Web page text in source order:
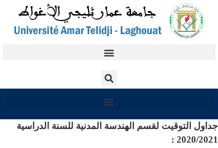
جداول التوقيت لقسم الهندسة المدنية للسنة الدراسية
2020/2021 :